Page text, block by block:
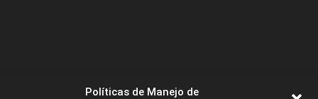
Políticas de Manejo de